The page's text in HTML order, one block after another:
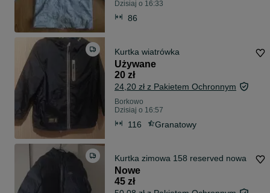
Dzisiaj o 16:33
86
Kurtka wiatrówka
Używane
20 zł
24,20 zł z Pakietem Ochronnym
Borkowo
Dzisiaj o 16:57
116 Granatowy
Kurtka zimowa 158 reserved nowa
Nowe
45 zł